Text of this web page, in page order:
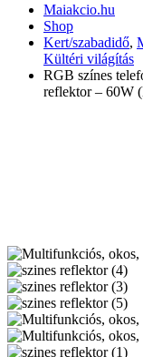
Maiakcio.hu
Shop
Kert/szabadidő,
Kültéri világítás
RGB színes
reflektor – 60W